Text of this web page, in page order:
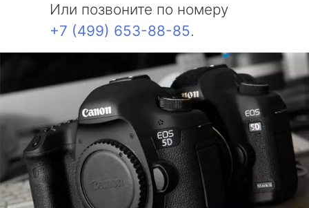
Или позвоните по номеру
+7 (499) 653-88-85.